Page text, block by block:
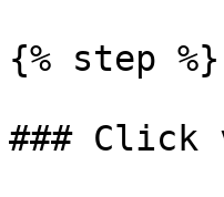
{% step %}
### Click